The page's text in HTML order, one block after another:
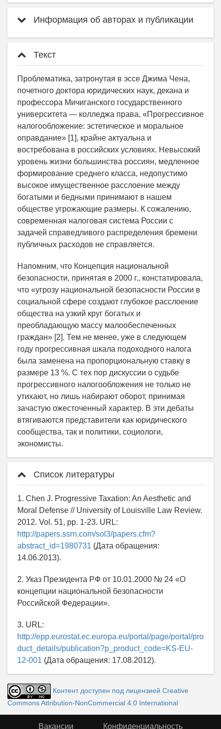
Информация об авторах и публикации
Текст
Проблематика, затронутая в эссе Джима Чена,
почетного доктора юридических наук, декана и
профессора Мичиганского государственного
университета — колледжа права, «Прогрессивное
налогообложение: эстетическое и моральное
оправдание» [1], крайне актуальна и
востребована в российских условиях. Невысокий
уровень жизни большинства россиян, медленное
формирование среднего класса, недопустимо
высокое имущественное расслоение между
богатыми и бедными принимают в нашем
обществе угрожающие размеры. К сожалению,
современная налоговая система России с
задачей справедливого распределения бремени
публичных расходов не справляется.
Напомним, что Концепция национальной
безопасности, принятая в 2000 г., констатировала,
что «угрозу национальной безопасности России в
социальной сфере создают глубокое расслоение
общества на узкий круг богатых и
преобладающую массу малообеспеченных
граждан» [2]. Тем не менее, уже в следующем
году прогрессивная шкала подоходного налога
была заменена на пропорциональную ставку в
размере 13 %. С тех пор дискуссии о судьбе
прогрессивного налогообложения не только не
утихают, но лишь набирают оборот, принимая
зачастую ожесточенный характер. В эти дебаты
втягиваются представители как юридического
сообщества, так и политики, социологи,
экономисты.
Список литературы
1. Chen J. Progressive Taxation: An Aesthetic and
Moral Defense // University of Louisville Law Review.
2012. Vol. 51, pp. 1-23. URL:
http://papers.ssrn.com/sol3/papers.cfm?
abstract_id=1980731 (Дата обращения:
14.06.2013).
2. Указ Президента РФ от 10.01.2000 № 24 «О
концепции национальной безопасности
Российской Федерации».
3. URL:
http://epp.eurostat.ec.europa.eu/portal/page/portal/pro
duct_details/publication?p_product_code=KS-EU-
12-001 (Дата обращения: 17.08.2012).
Контент доступен под лицензией Creative
Commons Attribution-NonCommercial 4.0 International
Вакансии Конфиденциальность